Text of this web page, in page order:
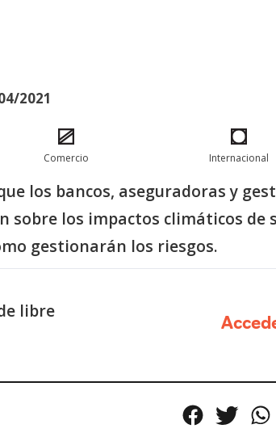
2021
Comercio Internacional
los bancos, aseguradoras y
sobre los impactos climáticos de
gestionarán los riesgos.
libre